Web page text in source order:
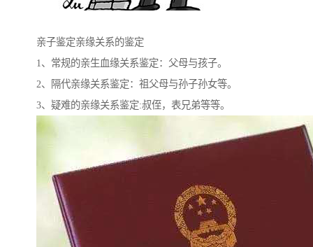
亲子鉴定亲缘关系的鉴定
1、常规的亲生血缘关系鉴定：父母与孩子。
2、隔代亲缘关系鉴定：祖父母与孙子孙女等。
3、疑难的亲缘关系鉴定:叔侄，表兄弟等等。